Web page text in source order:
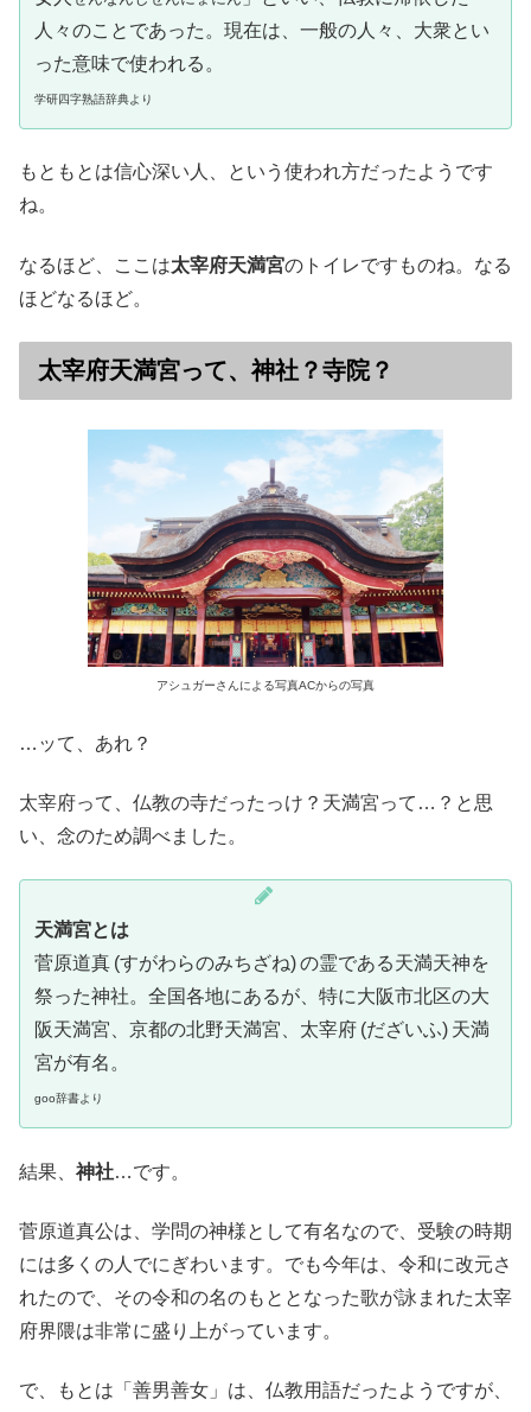
人々のことであった。現在は、一般の人々、大衆とい
った意味で使われる。
学研四字熟語辞典より
もともとは信心深い人、という使われ方だったようです
ね。
なるほど、ここは太宰府天満宮のトイレですものね。なる
ほどなるほど。
太宰府天満宮って、神社？寺院？
アシュガーさんによる写真ACからの写真
…ッて、あれ？
太宰府って、仏教の寺だったっけ？天満宮って…？と思
い、念のため調べました。
天満宮とは
菅原道真 (すがわらのみちざね) の霊である天満天神を
祭った神社。全国各地にあるが、特に大阪市北区の大
阪天満宮、京都の北野天満宮、太宰府 (だざいふ) 天満
宮が有名。
goo辞書より
結果、 神社…です。
菅原道真公は、学問の神様として有名なので、受験の時期
には多くの人でにぎわいます。でも今年は、令和に改元さ
れたので、その令和の名のもととなった歌が詠まれた太宰
府界隈は非常に盛り上がっています。
で、もとは「善男善女」は、仏教用語だったようですが、